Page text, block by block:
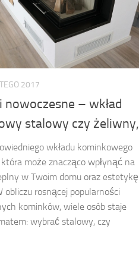
2017
nowoczesne – wkład
stalowy czy żeliwny,
wkładu kominkowego
może znacząco wpłynąć na
w Twoim domu oraz estetykę
obliczu rosnącej popularności
kominków, wiele osób staje
wybrać stalowy, czy